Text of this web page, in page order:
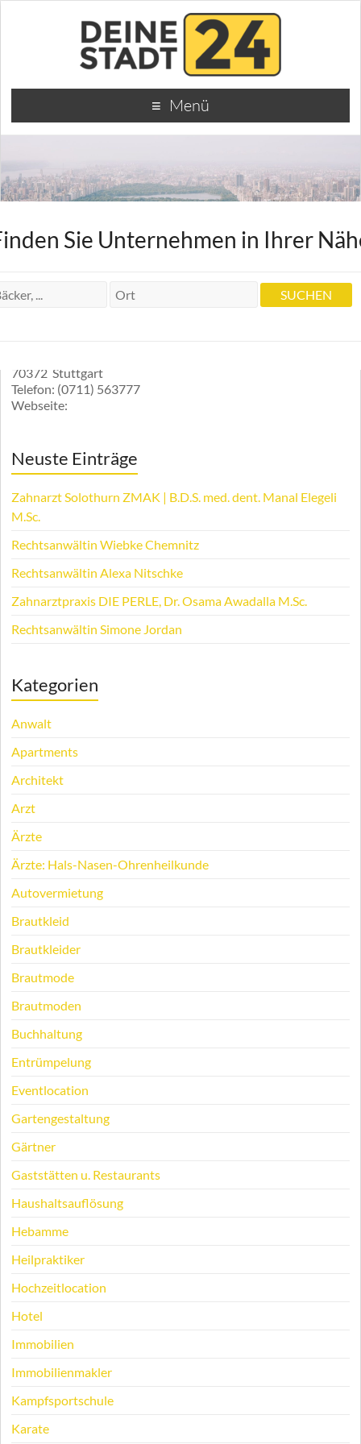
Menü
Sie Unternehmen in Ihrer
70372 Stuttgart
Telefon: (0711) 563777
Webseite:
Neuste Einträge
Zahnarzt Solothurn ZMAK | B.D.S. med. dent. Manal Elegeli
M.Sc.
Rechtsanwältin Wiebke Chemnitz
Rechtsanwältin Alexa Nitschke
Zahnarztpraxis DIE PERLE, Dr. Osama Awadalla M.Sc.
Rechtsanwältin Simone Jordan
Kategorien
Anwalt
Apartments
Architekt
Arzt
Ärzte
Ärzte: Hals-Nasen-Ohrenheilkunde
Autovermietung
Brautkleid
Brautkleider
Brautmode
Brautmoden
Buchhaltung
Entrümpelung
Eventlocation
Gartengestaltung
Gärtner
Gaststätten u. Restaurants
Haushaltsauflösung
Hebamme
Heilpraktiker
Hochzeitlocation
Hotel
Immobilien
Immobilienmakler
Kampfsportschule
Karate